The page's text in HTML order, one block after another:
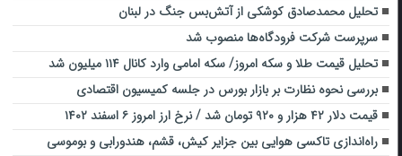
تحلیل محمدصادق کوشکی از آتش‌بس جنگ در لبنان
سرپرست شرکت فرودگاه‌ها منصوب شد
تحلیل قیمت طلا و سکه امروز/ سکه امامی وارد کانال ۱۱۴ میلیون شد
بررسی نحوه نظارت بر بازار بورس در جلسه کمیسیون اقتصادی
قیمت دلار ۴۲ هزار و ۹۲۰ تومان شد / نرخ ارز امروز ۶ اسفند ۱۴۰۲
راه‌اندازی تاکسی هوایی بین جزایر کیش، قشم، هندورابی و بوموسی